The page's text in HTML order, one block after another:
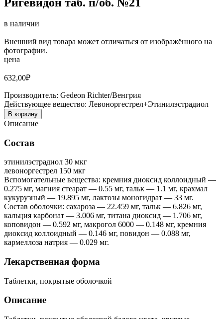
в наличии
Внешний вид товара может отличаться от изображённого на
фотографии.
цена
632,00₽
Производитель: Gedeon Richter/Венгрия
Действующее вещество: Левоноргестрел+Этинилэстрадиол
В корзину
Описание
Состав
этинилэстрадиол 30 мкг
левоноргестрел 150 мкг
Вспомогательные вещества: кремния диоксид коллоидный —
0.275 мг, магния стеарат — 0.55 мг, тальк — 1.1 мг, крахмал
кукурузный — 19.895 мг, лактозы моногидрат — 33 мг.
Состав оболочки: сахароза — 22.459 мг, тальк — 6.826 мг,
кальция карбонат — 3.006 мг, титана диоксид — 1.706 мг,
коповидон — 0.592 мг, макрогол 6000 — 0.148 мг, кремния
диоксид коллоидный — 0.146 мг, повидон — 0.088 мг,
кармеллоза натрия — 0.029 мг.
Лекарственная форма
Таблетки, покрытые оболочкой
Описание